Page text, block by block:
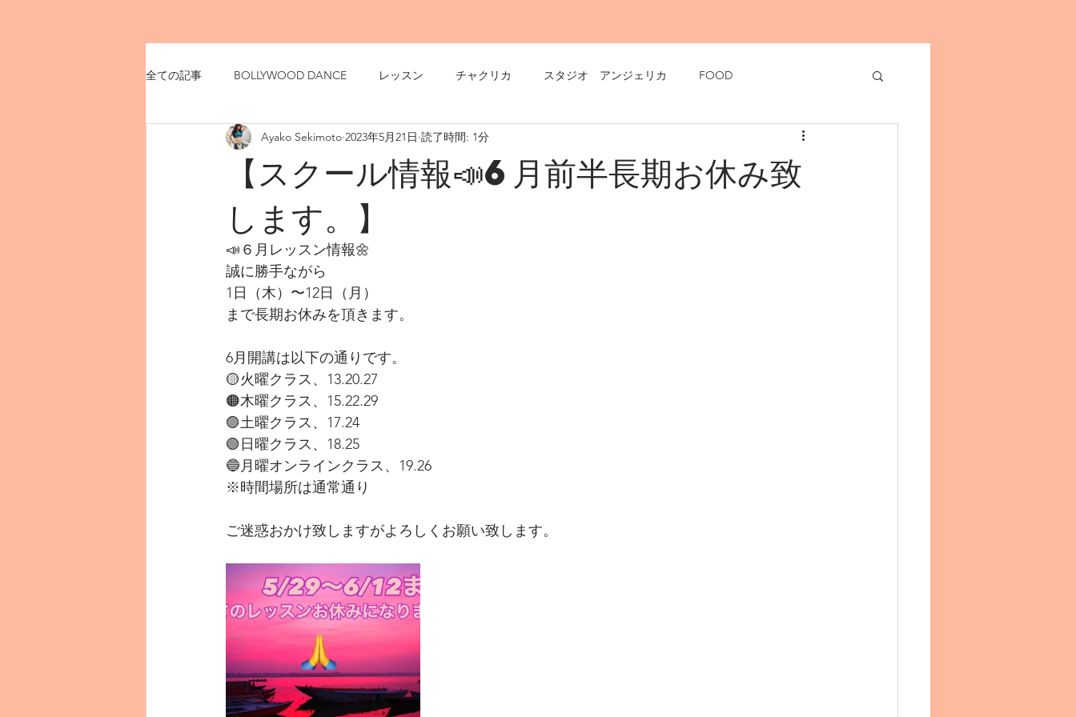
全ての記事 BOLLYWOOD DANCE レッスン チャクリカ スタジオ アンジェリカ FOOD
【スクール情報📣6月前半長期お休み致
します。】
Ayako Sekimoto 2023年5月21日 読了時間: 1分
📣６月レッスン情報🌼
誠に勝手ながら
1日（木）〜12日（月）
まで長期お休みを頂きます。
6月開講は以下の通りです。
🟡火曜クラス、13.20.27
🟠木曜クラス、15.22.29
🟣土曜クラス、17.24
🟢日曜クラス、18.25
🔵月曜オンラインクラス、19.26
※時間場所は通常通り
ご迷惑おかけ致しますがよろしくお願い致します。